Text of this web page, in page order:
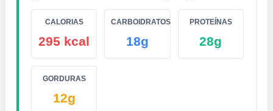
CALORIAS
295 kcal
CARBOIDRATOS
18g
PROTEÍNAS
28g
GORDURAS
12g